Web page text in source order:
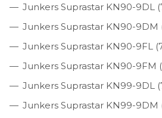
Junkers Suprastar KN90-9DL
Junkers Suprastar KN90-9DM
Junkers Suprastar KN90-9FL
Junkers Suprastar KN90-9FM
Junkers Suprastar KN99-9DL
Junkers Suprastar KN99-9DM